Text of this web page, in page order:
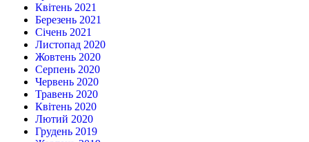
Квітень 2021
Березень 2021
Січень 2021
Листопад 2020
Жовтень 2020
Серпень 2020
Червень 2020
Травень 2020
Квітень 2020
Лютий 2020
Грудень 2019